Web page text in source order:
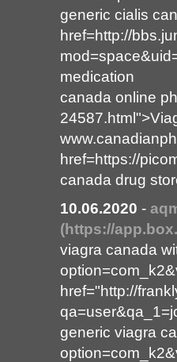
generic cialis
href=http://
medication
canada online
href=https://
canada drug
10.06.2020 -
(https://
viagra canada
href="http://
generic viagra